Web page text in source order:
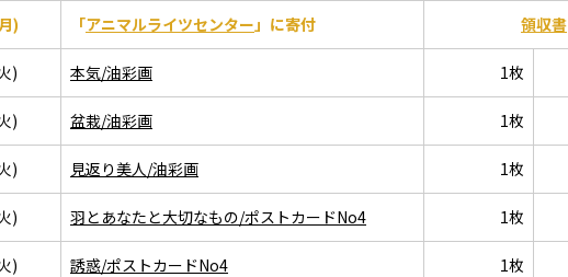
) 「アニマルライツセンター」に寄付 領収書
) 本気/油彩画 1枚
) 盆栽/油彩画 1枚
) 見返り美人/油彩画 1枚
) 羽とあなたと大切なもの/ポストカードNo4 1枚
) 誘惑/ポストカードNo4 1枚